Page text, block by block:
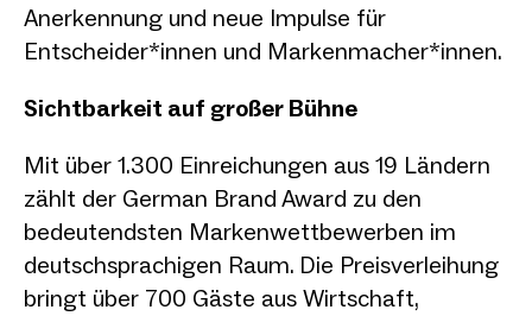
Anerkennung und neue Impulse für
Entscheider*innen und Markenmacher*innen.
Sichtbarkeit auf großer Bühne
Mit über 1.300 Einreichungen aus 19 Ländern
zählt der German Brand Award zu den
bedeutendsten Markenwettbewerben im
deutschsprachigen Raum. Die Preisverleihung
bringt über 700 Gäste aus Wirtschaft,